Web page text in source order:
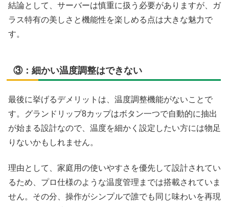
結論として、サーバーは慎重に扱う必要がありますが、ガ
ラス特有の美しさと機能性を楽しめる点は大きな魅力で
す。
③：細かい温度調整はできない
最後に挙げるデメリットは、温度調整機能がないことで
す。グランドリップ8カップはボタン一つで自動的に抽出
が始まる設計なので、温度を細かく設定したい方には物足
りないかもしれません。
理由として、家庭用の使いやすさを優先して設計されてい
るため、プロ仕様のような温度管理までは搭載されていま
せん。その分、操作がシンプルで誰でも同じ味わいを再現